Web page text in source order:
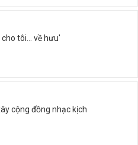
cho tôi… về hưu'
cộng đồng nhạc kịch